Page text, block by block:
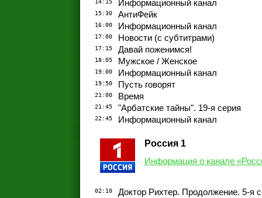
14:15 Информационный канал
15:30 АнтиФейк
16:00 Информационный канал
17:00 Новости (с субтитрами)
17:15 Давай поженимся!
18:05 Мужское / Женское
19:00 Информационный канал
19:50 Пусть говорят
21:00 Время
21:45 "Арбатские тайны". 19-я серия
22:45 Информационный канал
Россия 1
Информация о канале
02:10 Доктор Рихтер. Продолжение. 5-я